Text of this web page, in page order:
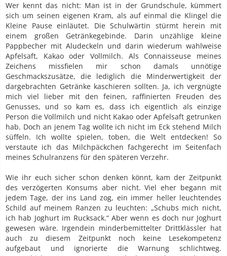
Wer kennt das nicht: Man ist in der Grundschule, kümmert
sich um seinen eigenen Kram, als auf einmal die Klingel die
Kleine Pause einläutet. Die Schulwärtin stürmt herein mit
einem großen Getränkegebinde. Darin unzählige kleine
Pappbecher mit Aludeckeln und darin wiederum wahlweise
Apfelsaft, Kakao oder Vollmilch. Als Connaisseuse meines
Zeichens missfielen mir schon damals unnötige
Geschmackszusätze, die lediglich die Minderwertigkeit der
dargebrachten Getränke kaschieren sollten. Ja, ich vergnügte
mich viel lieber mit den feinen, raffinierten Freuden des
Genusses, und so kam es, dass ich eigentlich als einzige
Person die Vollmilch und nicht Kakao oder Apfelsaft getrunken
hab. Doch an jenem Tag wollte ich nicht im Eck stehend Milch
süffeln. Ich wollte spielen, toben, die Welt entdecken! So
verstaute ich das Milchpäckchen fachgerecht im Seitenfach
meines Schulranzens für den späteren Verzehr.
Wie ihr euch sicher schon denken könnt, kam der Zeitpunkt
des verzögerten Konsums aber nicht. Viel eher begann mit
jedem Tage, der ins Land zog, ein immer heller leuchtendes
Schild auf meinem Ranzen zu leuchten: „Schubs mich nicht,
ich hab Joghurt im Rucksack.“ Aber wenn es doch nur Joghurt
gewesen wäre. Irgendein minderbemittelter Drittklässler hat
auch zu diesem Zeitpunkt noch keine Lesekompetenz
aufgebaut und ignorierte die Warnung schlichtweg.